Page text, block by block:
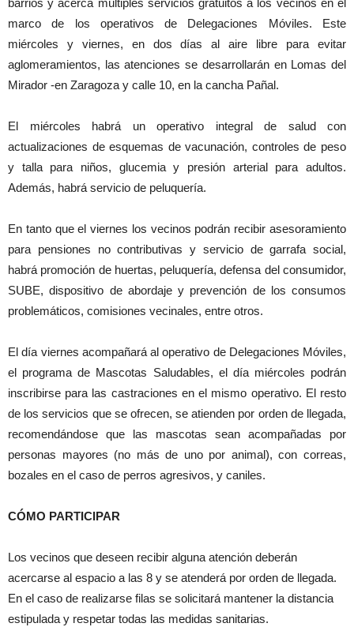
barrios y acerca múltiples servicios gratuitos a los vecinos en el
marco de los operativos de Delegaciones Móviles. Este
miércoles y viernes, en dos días al aire libre para evitar
aglomeramientos, las atenciones se desarrollarán en Lomas del
Mirador -en Zaragoza y calle 10, en la cancha Pañal.
El miércoles habrá un operativo integral de salud con
actualizaciones de esquemas de vacunación, controles de peso
y talla para niños, glucemia y presión arterial para adultos.
Además, habrá servicio de peluquería.
En tanto que el viernes los vecinos podrán recibir asesoramiento
para pensiones no contributivas y servicio de garrafa social,
habrá promoción de huertas, peluquería, defensa del consumidor,
SUBE, dispositivo de abordaje y prevención de los consumos
problemáticos, comisiones vecinales, entre otros.
El día viernes acompañará al operativo de Delegaciones Móviles,
el programa de Mascotas Saludables, el día miércoles podrán
inscribirse para las castraciones en el mismo operativo. El resto
de los servicios que se ofrecen, se atienden por orden de llegada,
recomendándose que las mascotas sean acompañadas por
personas mayores (no más de uno por animal), con correas,
bozales en el caso de perros agresivos, y caniles.
CÓMO PARTICIPAR
Los vecinos que deseen recibir alguna atención deberán
acercarse al espacio a las 8 y se atenderá por orden de llegada.
En el caso de realizarse filas se solicitará mantener la distancia
estipulada y respetar todas las medidas sanitarias.